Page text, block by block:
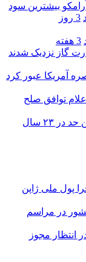
بیشترین سود
3 روز
3 هفته
گاز نزدیک شدند
توافق صلح
ذخایر نفت کشورهای ثروتمند به پایین‌ترین حد در ۲۳ سال
پول ملی ژاپن
در مراسم
انتظار مجوز